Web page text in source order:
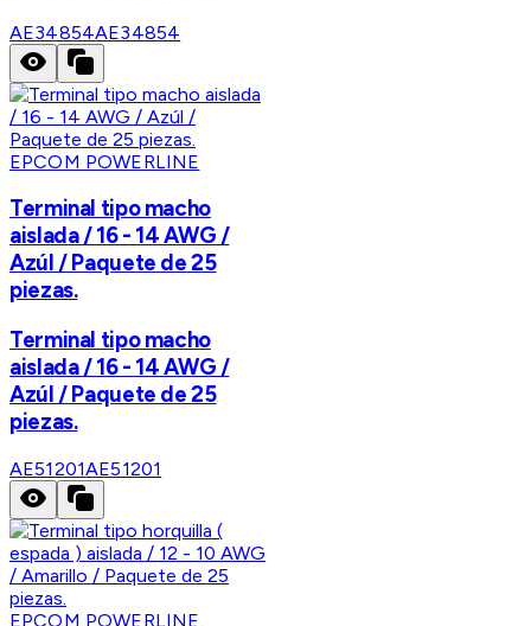
AE34854AE34854
EPCOM POWERLINE
Terminal tipo macho
aislada / 16 - 14 AWG /
Azúl / Paquete de 25
piezas.
Terminal tipo macho
aislada / 16 - 14 AWG /
Azúl / Paquete de 25
piezas.
AE51201AE51201
EPCOM POWERLINE